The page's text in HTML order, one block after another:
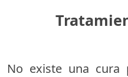
No existe una cura